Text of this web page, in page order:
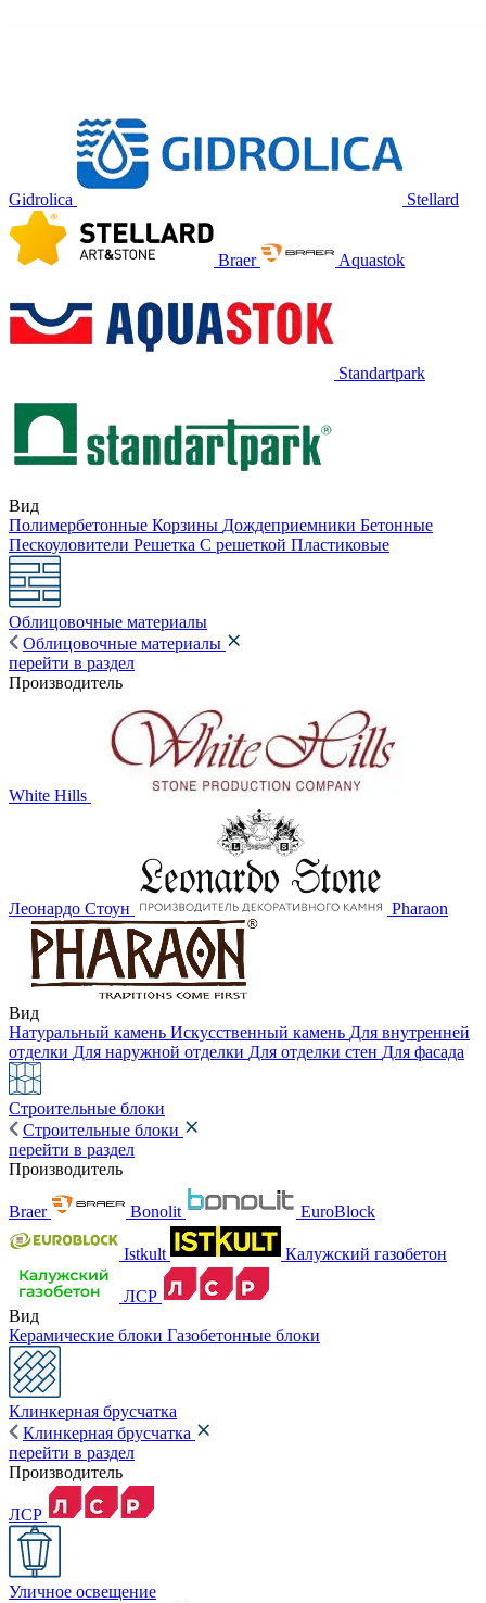
Gidrolica Stellard
Braer Aquastok
Standartpark
Вид
Полимербетонные Корзины Дождеприемники Бетонные
Пескоуловители Решетка С решеткой Пластиковые
Облицовочные материалы
Облицовочные материалы
перейти в раздел
Производитель
White Hills
Леонардо Стоун Pharaon
Вид
Натуральный камень Искусственный камень Для внутренней
отделки Для наружной отделки Для отделки стен Для фасада
Строительные блоки
Строительные блоки
перейти в раздел
Производитель
Braer Bonolit EuroBlock
Istkult Калужский газобетон
ЛСР
Вид
Керамические блоки Газобетонные блоки
Клинкерная брусчатка
Клинкерная брусчатка
перейти в раздел
Производитель
ЛСР
Уличное освещение